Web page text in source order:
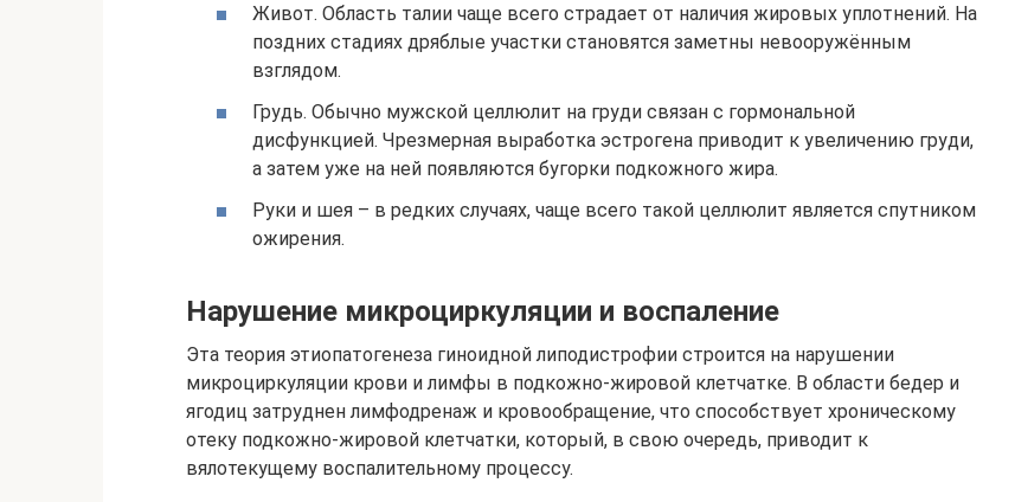
Живот. Область талии чаще всего страдает от наличия жировых уплотнений. На
поздних стадиях дряблые участки становятся заметны невооружённым
взглядом.
Грудь. Обычно мужской целлюлит на груди связан с гормональной
дисфункцией. Чрезмерная выработка эстрогена приводит к увеличению груди,
а затем уже на ней появляются бугорки подкожного жира.
Руки и шея – в редких случаях, чаще всего такой целлюлит является спутником
ожирения.
Нарушение микроциркуляции и воспаление
Эта теория этиопатогенеза гиноидной липодистрофии строится на нарушении
микроциркуляции крови и лимфы в подкожно-жировой клетчатке. В области бедер и
ягодиц затруднен лимфодренаж и кровообращение, что способствует хроническому
отеку подкожно-жировой клетчатки, который, в свою очередь, приводит к
вялотекущему воспалительному процессу.